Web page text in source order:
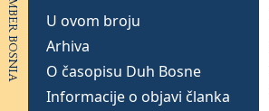
U ovom broju
Arhiva
O časopisu Duh Bosne
Informacije o objavi članka